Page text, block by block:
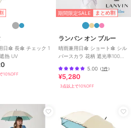
テル素材
/
テル素材
リボン /晴
/長傘
日傘 長傘 チェック 1
熱 UV
10%OFF
期間限定SALE まとめ割
ランバン オン ブルー
晴雨兼用日傘 ショート傘 シル
バースカラ 花柄 遮光率100％
5.00（1件）
¥5,280
3点以上で10%OFF